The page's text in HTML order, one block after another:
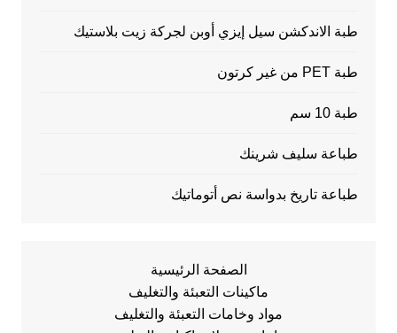
طبة الاندكشن سيل إيزي أوبن لجركة زيت بلاستيك
طبة PET من غير كرتون
طبة 10 سم
طباعة سليف شرينك
طباعة تاريخ بدواسة نص أتوماتيك
الصفحة الرئيسية
ماكينات التعبئة والتغليف
مواد وخامات التعبئة والتغليف